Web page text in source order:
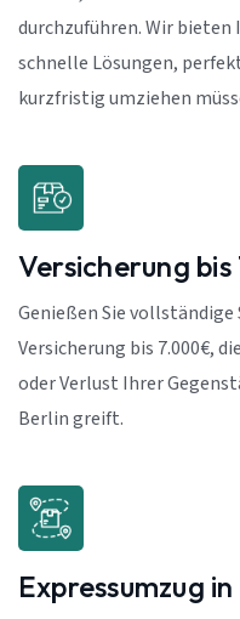
durchzuführen. Wir
schnelle Lösungen,
kurzfristig umziehen
Versicherung
Genießen Sie
Versicherung bis 7.000€,
oder Verlust Ihrer
Berlin greift.
Expressumzug